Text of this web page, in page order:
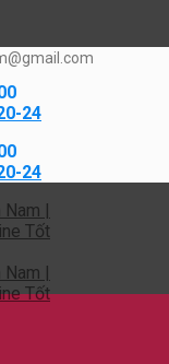
24
24